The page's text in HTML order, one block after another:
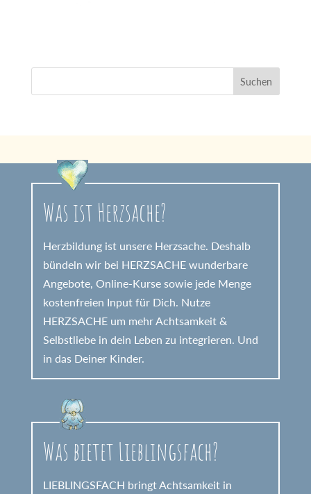
Was ist Herzsache?
Herzbildung ist unsere Herzsache. Deshalb
bündeln wir bei HERZSACHE wunderbare
Angebote, Online-Kurse sowie jede Menge
kostenfreien Input für Dich. Nutze
HERZSACHE um mehr Achtsamkeit &
Selbstliebe in dein Leben zu integrieren. Und
in das Deiner Kinder.
Was bietet Lieblingsfach?
LIEBLINGSFACH bringt Achtsamkeit in